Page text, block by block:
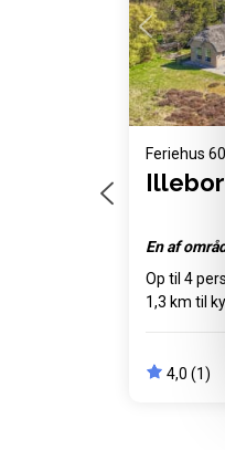
Feriehus
En af
Op til 4
1,3 km til
4,0 (1)